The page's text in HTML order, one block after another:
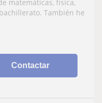
matemáticas, física,
También he
Contactar